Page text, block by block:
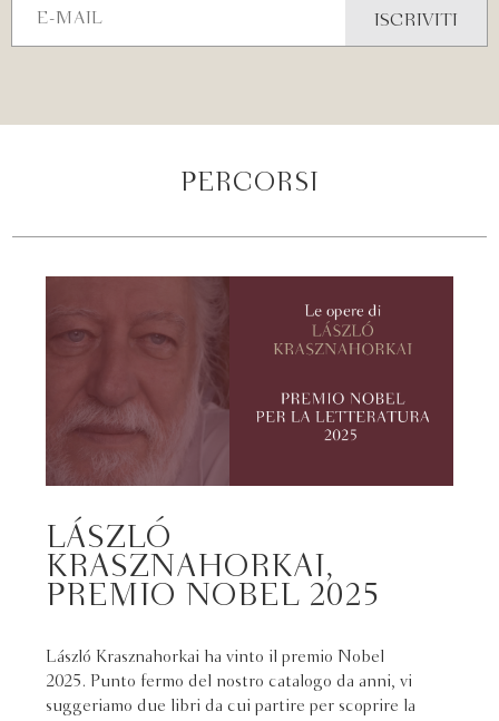
PERCORSI
LÁSZLÓ
KRASZNAHORKAI,
PREMIO NOBEL 2025
László Krasznahorkai ha vinto il premio Nobel
2025. Punto fermo del nostro catalogo da anni, vi
suggeriamo due libri da cui partire per scoprire la